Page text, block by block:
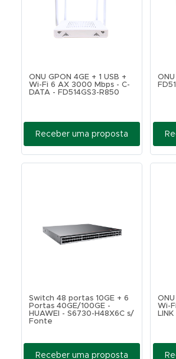
ONU GPON 4GE + 1 USB +
Wi-Fi 6 AX 3000 Mbps - C-
DATA - FD514GS3-R850
Receber uma proposta
Switch 48 portas 10GE + 6
Portas 40GE/100GE -
HUAWEI - S6730-H48X6C s/
Fonte
Receber uma proposta
Wi-